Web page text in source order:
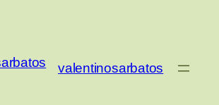
valentinosarbatos